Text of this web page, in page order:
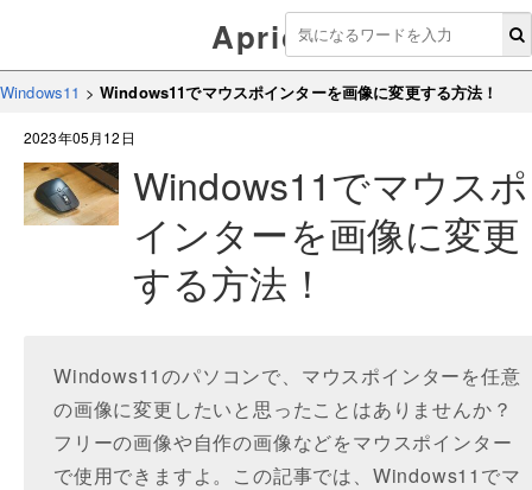
Aprico
Windows11 > Windows11でマウスポインターを画像に変更する方法！
2023年05月12日
Windows11でマウスポ
インターを画像に変更
する方法！
Windows11のパソコンで、マウスポインターを任意
の画像に変更したいと思ったことはありませんか？
フリーの画像や自作の画像などをマウスポインター
で使用できますよ。この記事では、Windows11でマ